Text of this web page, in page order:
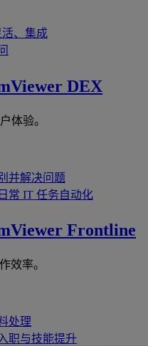
、集成
DEX
体验。
并解决问题
常 IT 任务自动化
Frontline
效率。
处理
职与技能提升